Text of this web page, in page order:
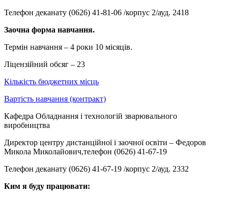
Телефон деканату (0626) 41-81-06 /корпус 2/ауд. 2418
Заочна форма навчання.
Термін навчання – 4 роки 10 місяців.
Ліцензійний обсяг – 23
Кількість бюджетних місць
Вартість навчання (контракт)
Кафедра Обладнання і технологій зварювального
виробництва
Директор центру дистанційної і заочної освіти – Федоров
Микола Миколайович,телефон (0626) 41-67-19
Телефон деканату (0626) 41-67-19 /корпус 2/ауд. 2332
Ким я буду працювати: